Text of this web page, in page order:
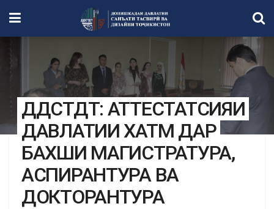
ДДСТДТ: АТТЕСТАТСИЯИ
ДАВЛАТИИ ХАТМ ДАР
БАХШИ МАГИСТРАТУРА,
АСПИРАНТУРА ВА
ДОКТОРАНТУРА